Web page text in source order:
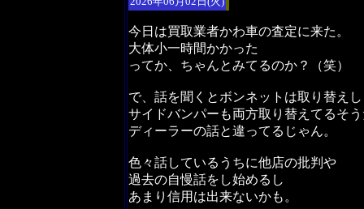
今日は買取業者かわ車の査定に来た。
大体小一時間かかった
ってか、ちゃんとみてるのか？（笑）
で、話を聞くとボンネットは取り替えし
サイドバンパーも両方取り替えてるそ
ディーラーの話と違ってるじゃん。
色々話しているうちに他店の批判や
過去の自慢話をし始めるし
あまり信用は出来ないかも。